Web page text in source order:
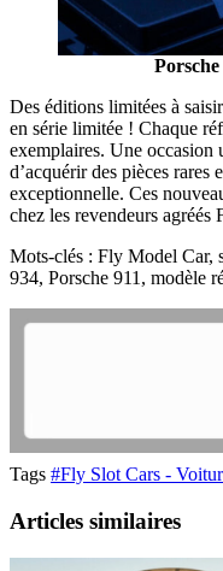
Des éditions limitées à
en série limitée ! Chaque
exemplaires. Une occasion
d’acquérir des pièces rares
exceptionnelle. Ces
chez les revendeurs agréés
Mots-clés : Fly Model Car,
934, Porsche 911, modèle
Tags #Fly Slot Cars -
Articles similaires